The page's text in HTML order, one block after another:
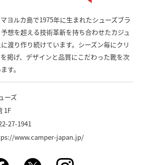
ヨルカ島で1975年に生まれたシューズブラ
想を超える技術革新を持ち合わせたカジュ
渡り作り続けています。シーズン毎にクリ
掲げ、デザインと品質にこだわった靴を次
す。
ーズ
1F
27-1941
www.camper-japan.jp/